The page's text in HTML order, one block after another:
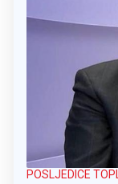
POSLJEDICE